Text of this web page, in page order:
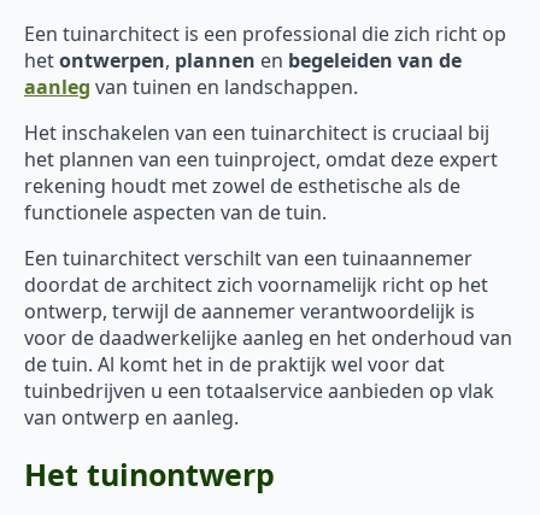
Een tuinarchitect is een professional die zich richt op
hetontwerpen, plannen en begeleiden van de
aanleg van tuinen en landschappen.
Het inschakelen van een tuinarchitect is cruciaal bij
het plannen van een tuinproject, omdat deze expert
rekening houdt met zowel de esthetische als de
functionele aspecten van de tuin.
Een tuinarchitect verschilt van een tuinaannemer
doordat de architect zich voornamelijk richt op het
ontwerp, terwijl de aannemer verantwoordelijk is
voor de daadwerkelijke aanleg en het onderhoud van
de tuin. Al komt het in de praktijk wel voor dat
tuinbedrijven u een totaalservice aanbieden op vlak
van ontwerp en aanleg.
Het tuinontwerp